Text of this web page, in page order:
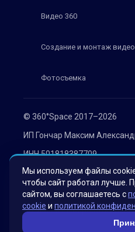
© 360°Space 2017–2026
ИП Гончар Максим
ИНН 501818387709
ОГРН 319508100030536
Политика
Согласие на обработку
Видео 360
Создание и монтаж
Фотосъемка
Мы используем файлы
чтобы сайт работал лучше.
сайтом, вы соглашаетесь с
cookie и политикой